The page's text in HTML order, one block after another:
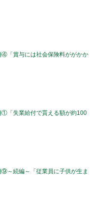
④「賞与には社会保険料ががかか
①「失業給付で貰える額が約100
～続編～「従業員に子供が生ま